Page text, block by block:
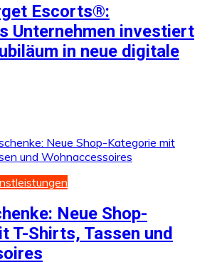
Escorts®:
Unternehmen investiert
in neue digitale
Neue Shop-
T-Shirts, Tassen und